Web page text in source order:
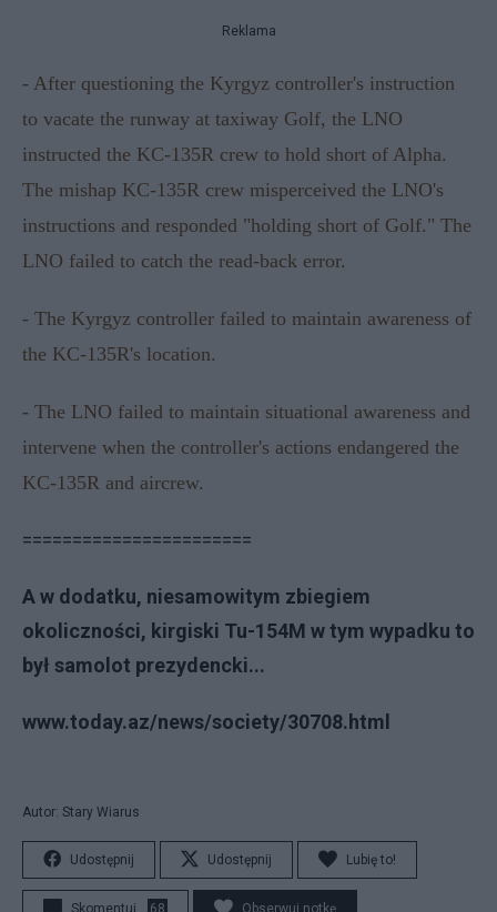
Reklama
- After questioning the Kyrgyz controller's instruction
to vacate the runway at taxiway Golf, the LNO
instructed the KC-135R crew to hold short of Alpha.
The mishap KC-135R crew misperceived the LNO's
instructions and responded "holding short of Golf." The
LNO failed to catch the read-back error.
- The Kyrgyz controller failed to maintain awareness of
the KC-135R's location.
- The LNO failed to maintain situational awareness and
intervene when the controller's actions endangered the
KC-135R and aircrew.
=======================
A w dodatku, niesamowitym zbiegiem
okoliczności, kirgiski Tu-154M w tym wypadku to
był samolot prezydencki...
www.today.az/news/society/30708.html
Autor: Stary Wiarus
Udostępnij Udostępnij Lubię to!
Skomentuj 68 Obserwuj notkę